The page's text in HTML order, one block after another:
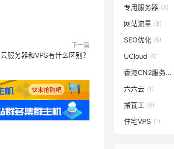
下一篇
云服务器和VPS有什么区别？
专用服务器 (3)
网站流量 (3)
SEO优化 (5)
UCloud (1)
香港CN2服务器
六六云 (1)
搬瓦工 (5)
住宅VPS (1)